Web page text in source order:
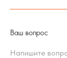
Ваш вопрос